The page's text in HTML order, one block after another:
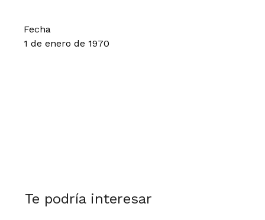
Fecha
1 de enero de 1970
Te podría interesar